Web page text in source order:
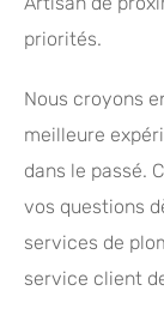
priorités.
Nous croyons
meilleure
dans le passé.
vos questions
services de
service client